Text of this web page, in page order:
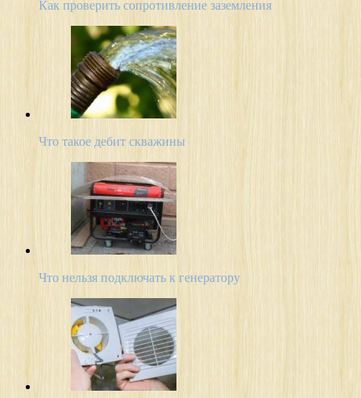
Как проверить сопротивление заземления
Что такое дебит скважины
Что нельзя подключать к генератору